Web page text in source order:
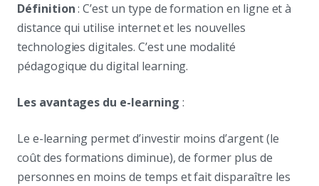
Définition: C’est un type de formation en ligne et à
distance qui utilise internet et les nouvelles
technologies digitales. C’est une modalité
pédagogique du digital learning.
Les avantages du e-learning :
Le e-learning permet d’investir moins d’argent (le
coût des formations diminue), de former plus de
personnes en moins de temps et fait disparaître les